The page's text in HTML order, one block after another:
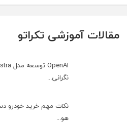
مقالات آموزشی تکراتو
نگرانی...
نکات مهم خرید خودرو
هو...